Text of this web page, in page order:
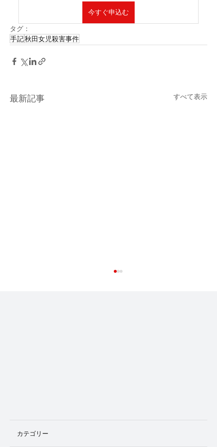
今すぐ申込む
タグ：
手記秋田女児殺害事件
最新記事 すべて表示
カテゴリー